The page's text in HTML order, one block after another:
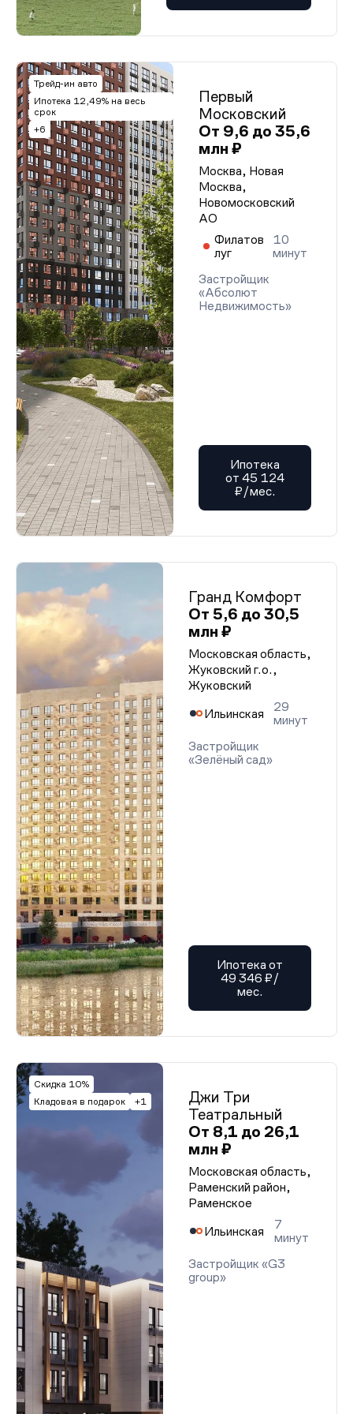
Трейд-ин авто
Ипотека 12,49% на весь
срок
+6
Первый
Московский
От 9,6 до 35,6
млн ₽
Москва, Новая
Москва,
Новомосковский
АО
Филатов
луг
10
минут
Застройщик
«Абсолют
Недвижимость»
Ипотека
от 45 124
₽/мес.
Гранд Комфорт
От 5,6 до 30,5
млн ₽
Московская область,
Жуковский г.о.,
Жуковский
Ильинская
29
минут
Застройщик
«Зелёный сад»
Ипотека от
49 346 ₽/
мес.
Скидка 10%
Кладовая в подарок
+1
Джи Три
Театральный
От 8,1 до 26,1
млн ₽
Московская область,
Раменский район,
Раменское
Ильинская
7
минут
Застройщик «G3
group»